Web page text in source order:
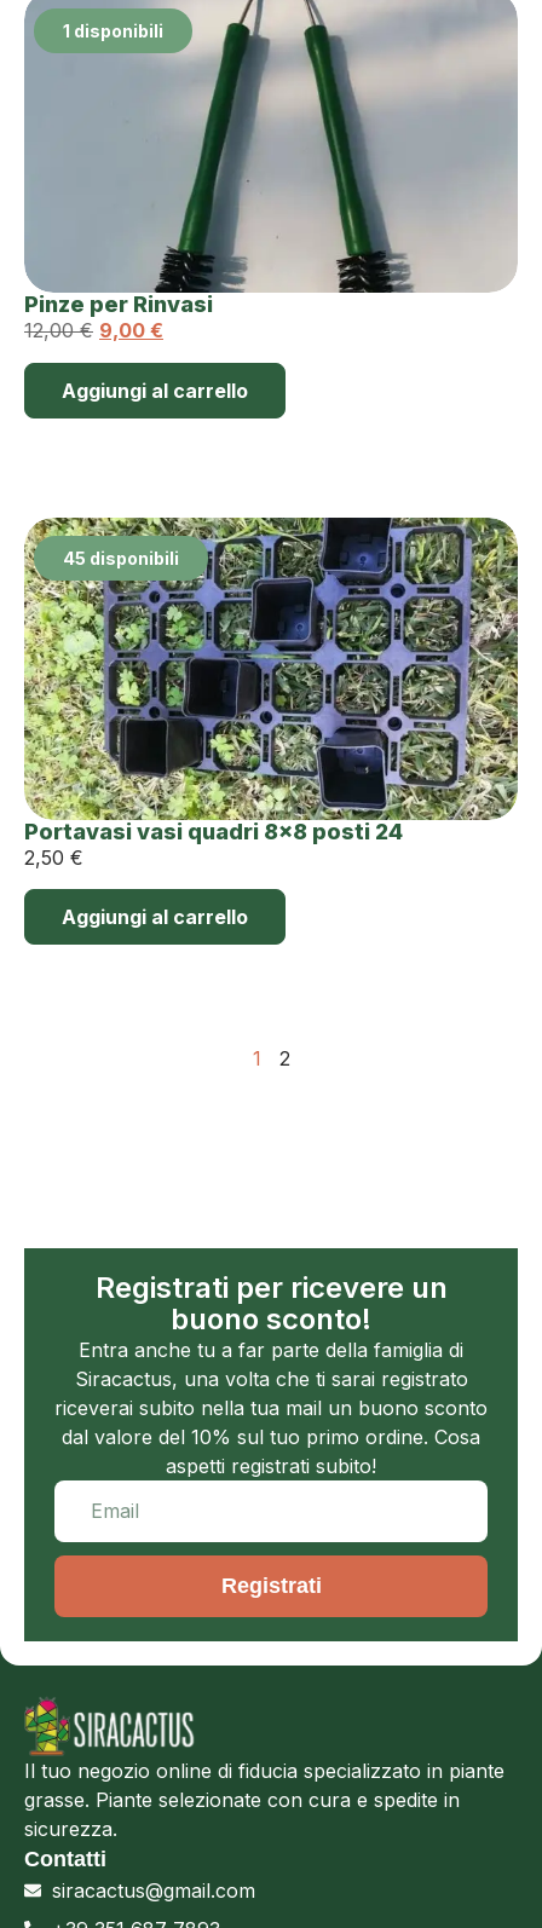
1 disponibili
Pinze per Rinvasi
12,00€ 9,00 €
Aggiungi al carrello
45 disponibili
Portavasi vasi quadri 8×8 posti 24
2,50 €
Aggiungi al carrello
1 2
Registrati per ricevere un
buono sconto!
Entra anche tu a far parte della famiglia di
Siracactus, una volta che ti sarai registrato
riceverai subito nella tua mail un buono sconto
dal valore del 10% sul tuo primo ordine. Cosa
aspetti registrati subito!
Registrati
Il tuo negozio online di fiducia specializzato in piante
grasse. Piante selezionate con cura e spedite in
sicurezza.
Contatti
siracactus@gmail.com